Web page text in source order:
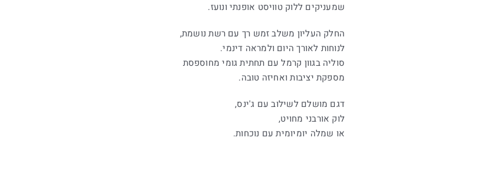
שמעניקים ללוק טוויסט אופנתי ונועז.
החלק העליון משלב זמש רך עם רשת נושמת,
לנוחות לאורך היום ולמראה דינמי.
סוליה בגוון קרמל עם תחתית גומי מחוספסת
מספקת יציבות ואחיזה טובה.
דגם מושלם לשילוב עם ג'ינס,
לוק אורבני מחויט,
או שמלה יומיומית עם נוכחות.